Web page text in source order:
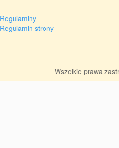
Regulaminy
Regulamin strony
Wszelkie prawa